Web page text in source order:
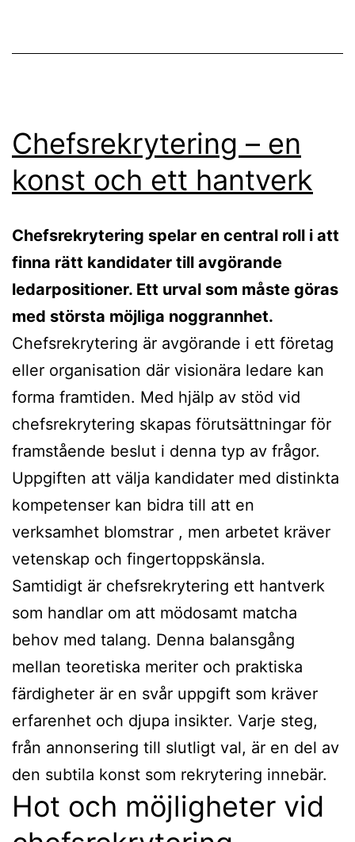
Chefsrekrytering – en
konst och ett hantverk
Chefsrekrytering spelar en central roll i att
finna rätt kandidater till avgörande
ledarpositioner. Ett urval som måste göras
med största möjliga noggrannhet.
Chefsrekrytering är avgörande i ett företag
eller organisation där visionära ledare kan
forma framtiden. Med hjälp av stöd vid
chefsrekrytering skapas förutsättningar för
framstående beslut i denna typ av frågor.
Uppgiften att välja kandidater med distinkta
kompetenser kan bidra till att en
verksamhet blomstrar , men arbetet kräver
vetenskap och fingertoppskänsla.
Samtidigt är chefsrekrytering ett hantverk
som handlar om att mödosamt matcha
behov med talang. Denna balansgång
mellan teoretiska meriter och praktiska
färdigheter är en svår uppgift som kräver
erfarenhet och djupa insikter. Varje steg,
från annonsering till slutligt val, är en del av
den subtila konst som rekrytering innebär.
Hot och möjligheter vid